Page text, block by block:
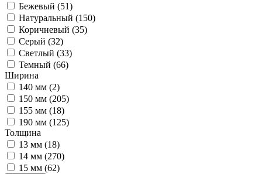
Бежевый (51)
Натуральный (150)
Коричневый (35)
Серый (32)
Светлый (33)
Темный (66)
Ширина
140 мм (2)
150 мм (205)
155 мм (18)
190 мм (125)
Толщина
13 мм (18)
14 мм (270)
15 мм (62)